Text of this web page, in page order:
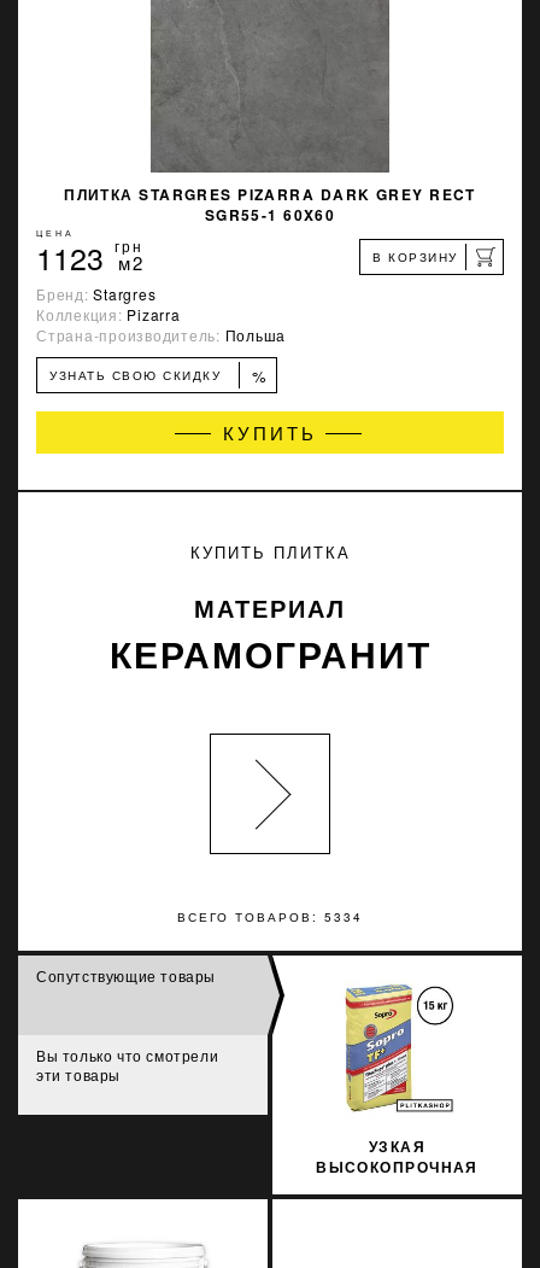
ПЛИТКА STARGRES PIZARRA DARK GREY RECT
SGR55-1 60X60
ЦЕНА
1123 грн
м2 В КОРЗИНУ
Бренд:Stargres
Коллекция: Pizarra
Страна-производитель: Польша
УЗНАТЬ СВОЮ СКИДКУ %
КУПИТЬ
ВСЕГО ТОВАРОВ: 5334
КУПИТЬ ПЛИТКА
МАТЕРИАЛ
КЕРАМОГРАНИТ
Сопутствующие товары
Вы только что смотрели
эти товары
УЗКАЯ
ВЫСОКОПРОЧНАЯ